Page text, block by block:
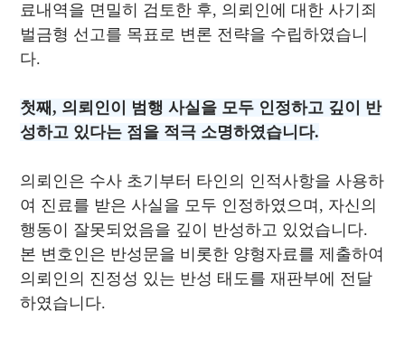
료내역을 면밀히 검토한 후, 의뢰인에 대한 사기죄
벌금형 선고를 목표로 변론 전략을 수립하였습니
다.
첫째, 의뢰인이 범행 사실을 모두 인정하고 깊이 반
성하고 있다는 점을 적극 소명하였습니다.
의뢰인은 수사 초기부터 타인의 인적사항을 사용하
여 진료를 받은 사실을 모두 인정하였으며, 자신의
행동이 잘못되었음을 깊이 반성하고 있었습니다.
본 변호인은 반성문을 비롯한 양형자료를 제출하여
의뢰인의 진정성 있는 반성 태도를 재판부에 전달
하였습니다.